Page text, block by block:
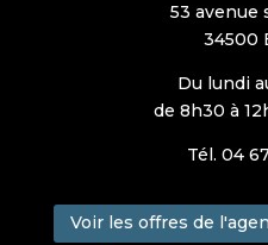
53 avenue
34500
Du lundi
de 8h30 à
Tél. 04
Voir les offres de